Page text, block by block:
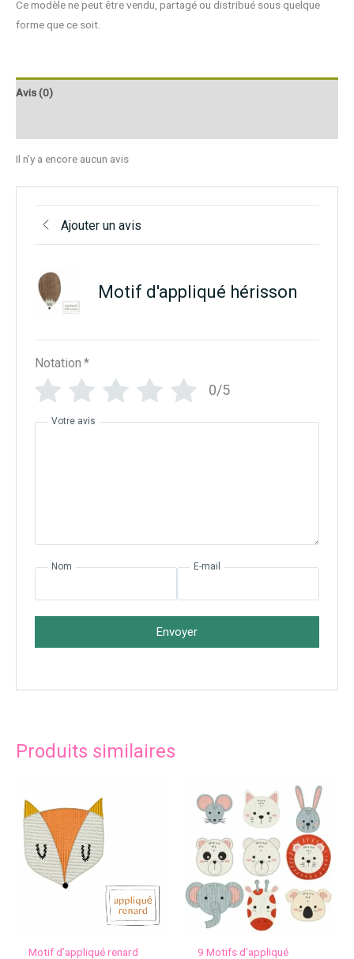
Ce modèle ne peut être vendu, partagé ou distribué sous quelque
forme que ce soit.
Avis (0)
Il n’y a encore aucun avis
Ajouter un avis
Motif d'appliqué hérisson
Notation *
0/5
Votre avis
Nom E-mail
Envoyer
Produits similaires
Motif d’appliqué renard
9 Motifs d’appliqué